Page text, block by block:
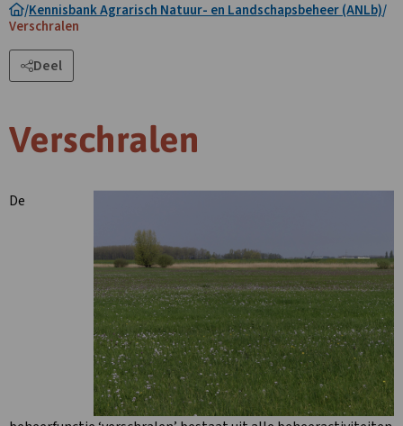
/Kennisbank Agrarisch Natuur- en Landschapsbeheer (ANLb)/
Verschralen
Deel
Verschralen
De